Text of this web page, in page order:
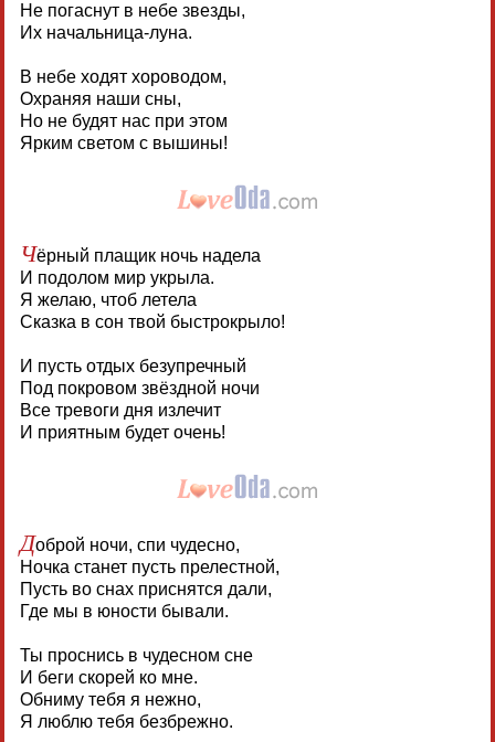
Не погаснут в небе звезды,
Их начальница-луна.
В небе ходят хороводом,
Охраняя наши сны,
Но не будят нас при этом
Ярким светом с вышины!
Чёрный плащик ночь надела
И подолом мир укрыла.
Я желаю, чтоб летела
Сказка в сон твой быстрокрыло!
И пусть отдых безупречный
Под покровом звёздной ночи
Все тревоги дня излечит
И приятным будет очень!
Доброй ночи, спи чудесно,
Ночка станет пусть прелестной,
Пусть во снах приснятся дали,
Где мы в юности бывали.
Ты проснись в чудесном сне
И беги скорей ко мне.
Обниму тебя я нежно,
Я люблю тебя безбрежно.